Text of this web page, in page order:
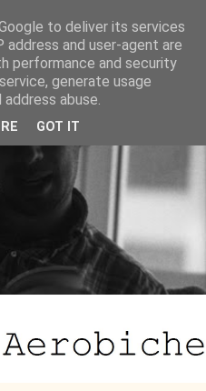
to deliver its services
address and user-agent are
performance and security
generate usage
abuse.
GOT IT